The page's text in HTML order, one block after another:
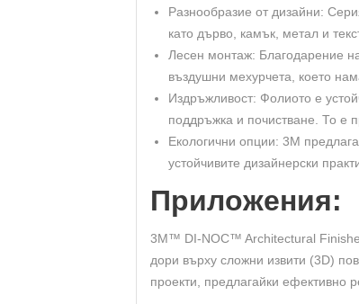
Разнообразие от дизайни:
като дърво, камък, метал и
Лесен монтаж: Благодарение
въздушни мехурчета, което
Издръжливост: Фолиото е
поддръжка и почистване. То е
Екологични опции: 3M
устойчивите дизайнерски
Приложения:
3M™ DI-NOC™ Architectural
дори върху сложни извити (3D)
проекти, предлагайки ефективно